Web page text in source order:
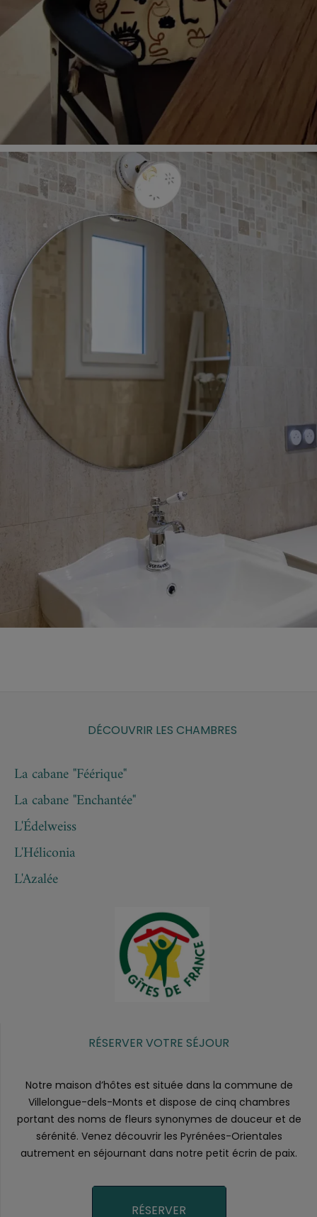
DÉCOUVRIR LES CHAMBRES
La cabane "Féérique"
La cabane "Enchantée"
L'Édelweiss
L'Héliconia
L'Azalée
RÉSERVER VOTRE SÉJOUR
Notre maison d’hôtes est située dans la commune de
Villelongue-dels-Monts et dispose de cinq chambres
portant des noms de fleurs synonymes de douceur et de
sérénité. Venez découvrir les Pyrénées-Orientales
autrement en séjournant dans notre petit écrin de paix.
RÉSERVER